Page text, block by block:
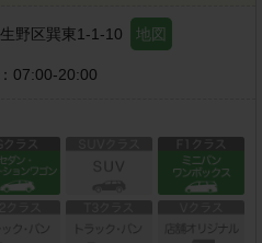
野区巽東1-1-10 地図
07:00-20:00